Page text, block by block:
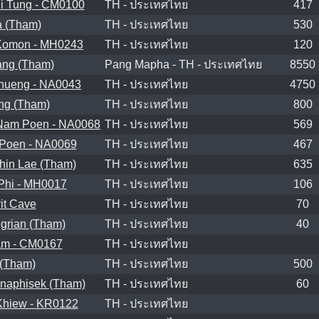
Tung - CM0100 TH - ประเทศไทย
417
(Tham)
TH - ประเทศไทย
530
- MH0243
TH - ประเทศไทย
120
(Tham)
Pang Mapha - TH - ประเทศไทย
8550
- NA0043
TH - ประเทศไทย
4750
(Tham)
TH - ประเทศไทย
800
Poen - NA0068 TH - ประเทศไทย
569
- NA0069
TH - ประเทศไทย
467
Lae (Tham)
TH - ประเทศไทย
635
- MH0017
TH - ประเทศไทย
106
Cave
TH - ประเทศไทย
70
(Tham)
TH - ประเทศไทย
40
- CM0167
TH - ประเทศไทย
TH - ประเทศไทย
500
(Tham)
TH - ประเทศไทย
60
- KR0122
TH - ประเทศไทย